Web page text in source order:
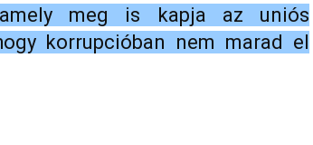
meg is kapja az uniós
korrupcióban nem marad el